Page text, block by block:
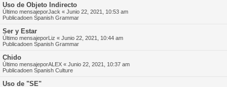
Uso de Objeto Indirecto
Último mensajeporJack « Junio 22, 2021, 10:53 am
Publicadoen Spanish Grammar
Ser y Estar
Último mensajeporLiz « Junio 22, 2021, 10:44 am
Publicadoen Spanish Grammar
Chido
Último mensajeporALEX « Junio 22, 2021, 10:37 am
Publicadoen Spanish Culture
Uso de "SE"